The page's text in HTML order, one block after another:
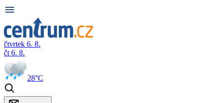
čtvrtek 6. 8.
čt 6. 8.
28°C